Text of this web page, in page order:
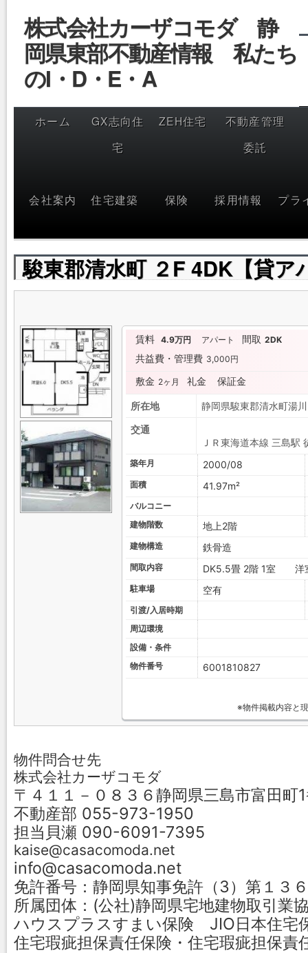
ッ
株式会社カーザコモダ 静
岡県東部不動産情報 私たち
のI・D・E・A
ホーム
GX志向住
宅
ZEH住宅
不動産管理
委託
会社案内 住宅建築 保険 採用情報 プラ
駿東郡清水町 ２F 4DK【貸ア
賃料 4.9万円 アパート 間取 2DK
共益費・管理費 3,000円
敷金 2ヶ月 礼金 保証金
所在地
静岡県駿東郡清水町
交通
ＪＲ東海道本線 三島駅
築年月 2000/08
面積 41.97m²
バルコニー
建物階数
地上2階
建物構造 鉄骨造
間取内容 DK5.5畳 2階 1室
駐車場 空有
引渡/入居時期
周辺環境
設備・条件
物件番号
6001810827
※物件掲載内容と
物件問合せ先
株式会社カーザコモダ
〒４１１－０８３６静岡県三島市富田町
不動産部 055-973-1950
担当貝瀬 090-6091-7395
kaise@casacomoda.net
info@casacomoda.net
免許番号：静岡県知事免許（3）第１３
所属団体：(公社)静岡県宅地建物取引業
ハウスプラスすまい保険 JIO日本住宅
住宅瑕疵担保責任保険・住宅瑕疵担保責